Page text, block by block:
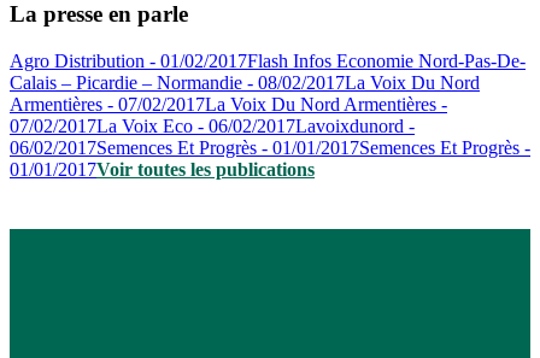
La presse en parle
Agro Distribution - 01/02/2017Flash Infos Economie Nord-Pas-De-
Calais – Picardie – Normandie - 08/02/2017La Voix Du Nord
Armentières - 07/02/2017La Voix Du Nord Armentières -
07/02/2017La Voix Eco - 06/02/2017Lavoixdunord -
06/02/2017Semences Et Progrès - 01/01/2017Semences Et Progrès -
01/01/2017Voir toutes les publications